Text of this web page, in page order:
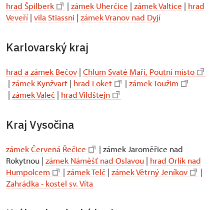
hrad Špilberk | zámek Uherčice | zámek Valtice | hrad
Veveří | vila Stiassni | zámek Vranov nad Dyjí
Karlovarský kraj
hrad a zámek Bečov | Chlum Svaté Maří, Poutní místo
| zámek Kynžvart | hrad Loket | zámek Toužim
| zámek Valeč | hrad Vildštejn
Kraj Vysočina
zámek Červená Řečice
| zámek Jaroměřice nad
Rokytnou | zámek Náměšť nad Oslavou | hrad Orlík nad
Humpolcem
| zámek Telč | zámek Větrný Jeníkov
|
Zahrádka - kostel sv. Víta